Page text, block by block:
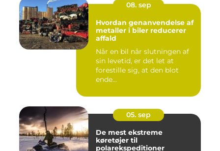
08. sep
Hvordan genanvendelse af
metaller i biler reducerer
affald
Når en bil når slutningen af
sin levetid, er det let at
forestille sig, at den blot
ende...
05. sep
De mest ekstreme
køretøjer til
polarekspeditioner